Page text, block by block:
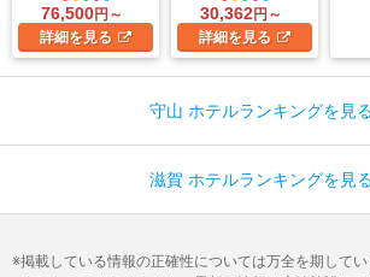
76,500円～
詳細を見る
30,362円～
詳細を見る
守山 ホテルランキングを見
滋賀 ホテルランキングを見
掲載している情報の正確性については万全を期して